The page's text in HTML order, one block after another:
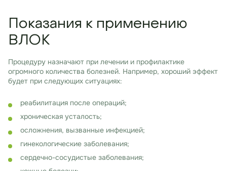
Показания к применению
ВЛОК
Процедуру назначают при лечении и профилактике
огромного количества болезней. Например, хороший эффект
будет при следующих ситуациях:
реабилитация после операций;
хроническая усталость;
осложнения, вызванные инфекцией;
гинекологические заболевания;
сердечно-сосудистые заболевания;